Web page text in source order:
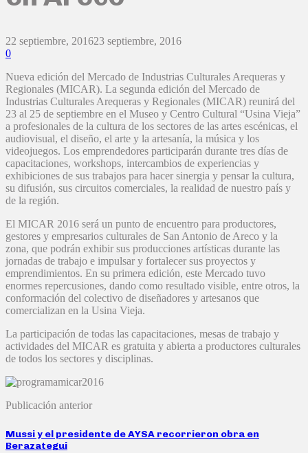
22 septiembre, 201623 septiembre, 2016
0
Nueva edición del Mercado de Industrias Culturales Arequeras y
Regionales (MICAR). La segunda edición del Mercado de
Industrias Culturales Arequeras y Regionales (MICAR) reunirá del
23 al 25 de septiembre en el Museo y Centro Cultural “Usina Vieja”
a profesionales de la cultura de los sectores de las artes escénicas, el
audiovisual, el diseño, el arte y la artesanía, la música y los
videojuegos. Los emprendedores participarán durante tres días de
capacitaciones, workshops, intercambios de experiencias y
exhibiciones de sus trabajos para hacer sinergia y pensar la cultura,
su difusión, sus circuitos comerciales, la realidad de nuestro país y
de la región.
El MICAR 2016 será un punto de encuentro para productores,
gestores y empresarios culturales de San Antonio de Areco y la
zona, que podrán exhibir sus producciones artísticas durante las
jornadas de trabajo e impulsar y fortalecer sus proyectos y
emprendimientos. En su primera edición, este Mercado tuvo
enormes repercusiones, dando como resultado visible, entre otros, la
conformación del colectivo de diseñadores y artesanos que
comercializan en la Usina Vieja.
La participación de todas las capacitaciones, mesas de trabajo y
actividades del MICAR es gratuita y abierta a productores culturales
de todos los sectores y disciplinas.
Publicación anterior
Mussi y el presidente de AYSA recorrieron obra en
Berazategui